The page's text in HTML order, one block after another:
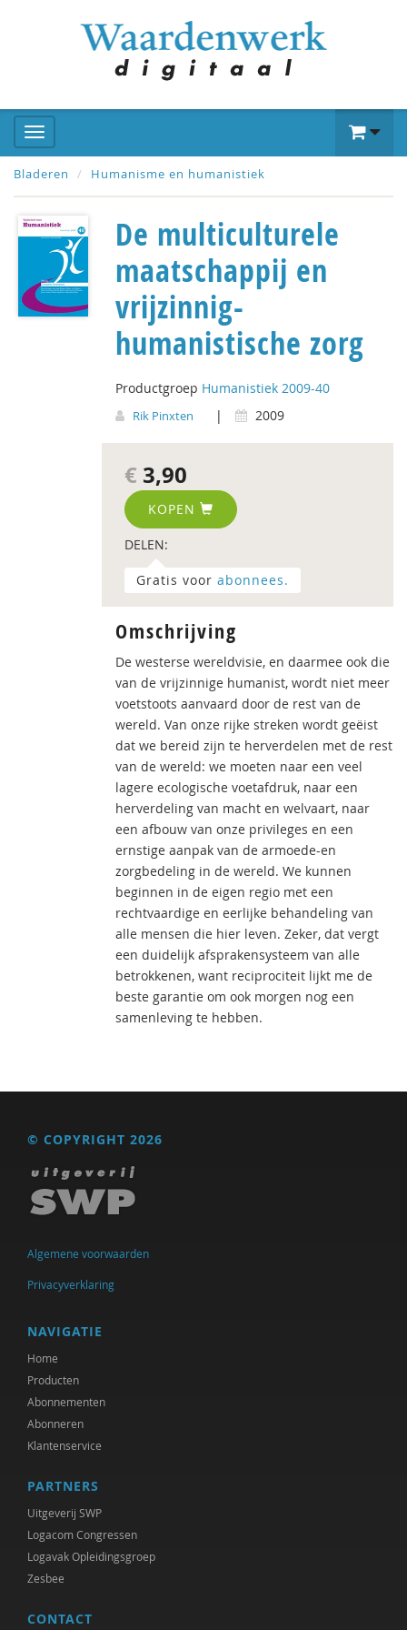
Bladeren Humanisme en humanistiek
De multiculturele
maatschappij en
vrijzinnig-
humanistische zorg
Productgroep Humanistiek 2009-40
Rik Pinxten | 2009
€ 3,90
KOPEN
DELEN:
Gratis voor abonnees.
Omschrijving
De westerse wereldvisie, en daarmee ook die
van de vrijzinnige humanist, wordt niet meer
voetstoots aanvaard door de rest van de
wereld. Van onze rijke streken wordt geëist
dat we bereid zijn te herverdelen met de rest
van de wereld: we moeten naar een veel
lagere ecologische voetafdruk, naar een
herverdeling van macht en welvaart, naar
een afbouw van onze privileges en een
ernstige aanpak van de armoede-en
zorgbedeling in de wereld. We kunnen
beginnen in de eigen regio met een
rechtvaardige en eerlijke behandeling van
alle mensen die hier leven. Zeker, dat vergt
een duidelijk afsprakensysteem van alle
betrokkenen, want reciprociteit lijkt me de
beste garantie om ook morgen nog een
samenleving te hebben.
© COPYRIGHT 2026
Algemene voorwaarden
Privacyverklaring
NAVIGATIE
Home
Producten
Abonnementen
Abonneren
Klantenservice
PARTNERS
Uitgeverij SWP
Logacom Congressen
Logavak Opleidingsgroep
Zesbee
CONTACT